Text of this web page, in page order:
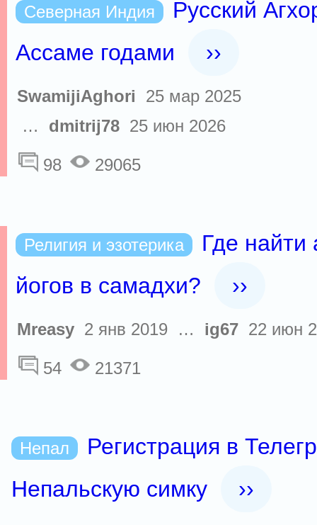
Северная Индия
Русский
Ассаме годами
››
SwamijiAghori 25 мар 2025
… dmitrij78 25 июн 2026
98 29065
Религия и эзотерика
Где найти
йогов в самадхи?
››
Mreasy 2 янв 2019 … ig67 22 июн
54 21371
Непал
Регистрация в
Непальскую симку
››